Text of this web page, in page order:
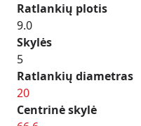
Ratlankių plotis
9.0
Skylės
5
Ratlankių diametras
20
Centrinė skylė